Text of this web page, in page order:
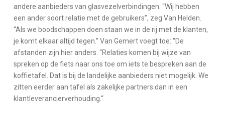
andere aanbieders van glasvezelverbindingen. “Wij hebben
een ander soort relatie met de gebruikers”, zeg Van Helden.
“Als we boodschappen doen staan we in de rij met de klanten,
je komt elkaar altijd tegen.” Van Gemert voegt toe: “De
afstanden zijn hier anders. “Relaties komen bij wijze van
spreken op de fiets naar ons toe om iets te bespreken aan de
koﬃetafel. Dat is bij de landelijke aanbieders niet mogelijk. We
zitten eerder aan tafel als zakelijke partners dan in een
klantleverancierverhouding.“